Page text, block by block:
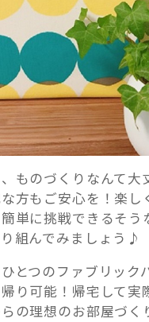
ものづくりなんて大
方もご安心を！楽し
単に挑戦できるそう
組んでみましょう♪
とつのファブリック
り可能！帰宅して実
の理想のお部屋づく